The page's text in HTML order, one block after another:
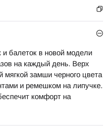
балеток в новой модели
на каждый день. Верх
мягкой замши черного цвета
и ремешком на липучке.
комфорт на